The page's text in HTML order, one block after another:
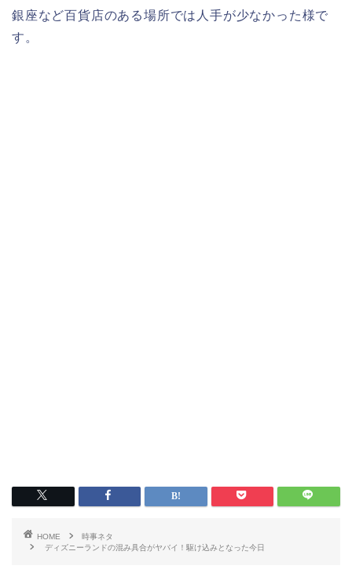
銀座など百貨店のある場所では人手が少なかった様で
す。
HOME
時事ネタ
ディズニーランドの混み具合がヤバイ！駆け込みとなった今日